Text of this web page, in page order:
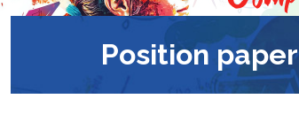
Position paper